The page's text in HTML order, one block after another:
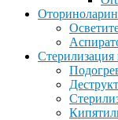
Стерилизация